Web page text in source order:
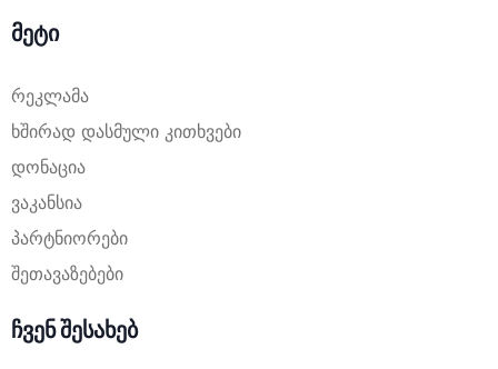
მეტი
რეკლამა
ხშირად დასმული კითხვები
დონაცია
ვაკანსია
პარტნიორები
შეთავაზებები
ჩვენ შესახებ